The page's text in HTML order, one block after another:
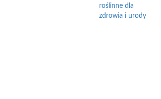
roślinne dla
zdrowia i urody